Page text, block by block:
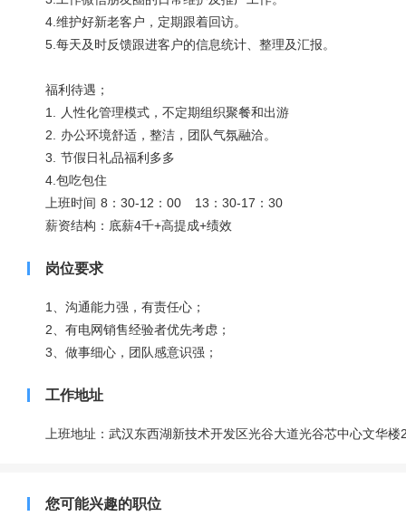
4.维护好新老客户，定期跟着回访。
5.每天及时反馈跟进客户的信息统计、整理及汇报。
福利待遇；
1. 人性化管理模式，不定期组织聚餐和出游
2. 办公环境舒适，整洁，团队气氛融洽。
3. 节假日礼品福利多多
4.包吃包住
上班时间 8：30-12：00 13：30-17：30
薪资结构：底薪4千+高提成+绩效
岗位要求
1、沟通能力强，有责任心；
2、有电网销售经验者优先考虑；
3、做事细心，团队感意识强；
工作地址
上班地址：武汉东西湖新技术开发区光谷大道光谷芯中心文华楼
您可能兴趣的职位